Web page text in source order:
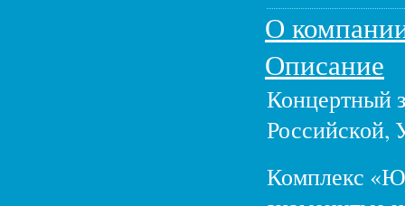
О
Описание
Концертный
Российской,
Комплекс